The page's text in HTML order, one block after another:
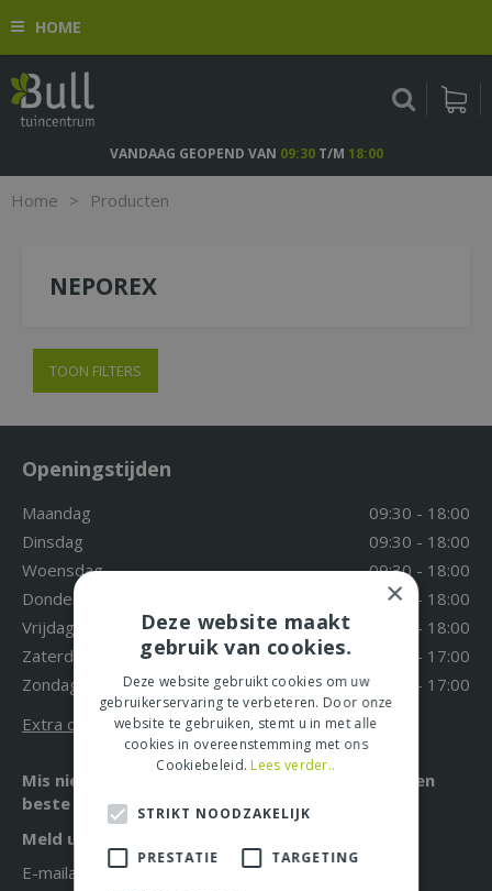
n
o
HOME
Home > Producten
VANDAAG GEOPEND VAN 09:30T/M 18:00
NEPOREX
TOON FILTERS
Openingstijden
Maandag
09:30 - 18:00
Dinsdag
09:30 - 18:00
Woensdag
09:30 - 18:00
Donderdag
09:30 - 18:00
Vrijdag
09:30 - 18:00
Zaterdag
09:30 - 17:00
Zondag
12:00 - 17:00
Extra openingstijden
Mis niet langer de leukste acties, aanbiedingen en
beste tuintips!
Meld u nu aan voor onze nieuwsbrief!
E-mailadres: *
×
Deze website maakt
gebruik van cookies.
Deze website gebruikt cookies om uw
gebruikerservaring te verbeteren. Door onze
website te gebruiken, stemt u in met alle
cookies in overeenstemming met ons
Cookiebeleid. Lees verder..
STRIKT NOODZAKELIJK
PRESTATIE TARGETING